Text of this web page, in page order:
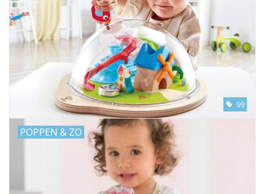
99
POPPEN & ZO